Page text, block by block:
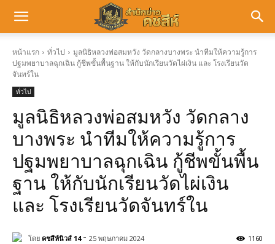
หน้าแรก ทั่วไป
มูลนิธิหลวงพ่อสมหวัง วัดกลางบางพระ นำทีมให้ความรู้การ
ปฐมพยาบาลฉุกเฉิน กู้ชีพขั้นพื้นฐาน ให้กับนักเรียนวัดไผ่เงิน และ โรงเรียนวัด
จันทร์ใน
ทั่วไป
มูลนิธิหลวงพ่อสมหวัง วัดกลาง
บางพระ นำทีมให้ความรู้การ
ปฐมพยาบาลฉุกเฉิน กู้ชีพขั้นพื้น
ฐาน ให้กับนักเรียนวัดไผ่เงิน
และ โรงเรียนวัดจันทร์ใน
1160
โดย คชสีห์นิวส์ 14 - 25 พฤษภาคม 2024